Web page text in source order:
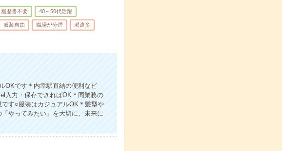
履歴書不要 40～50代活躍
服装自由 職場が分煙 派遣多
OKです＊内幸駅直結の便利なビ
入力・保存できればOK＊同業務の
す○服装はカジュアルOK＊髪型や
やってみたい」を大切に、未来に